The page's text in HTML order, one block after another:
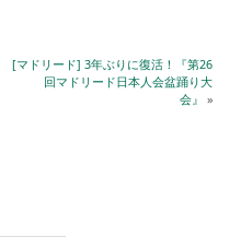
[マドリード] 3年ぶりに復活！『第26
回マドリード日本人会盆踊り大
会』 »